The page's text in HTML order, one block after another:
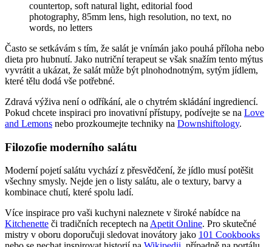
Často se setkávám s tím, že salát je vnímán jako pouhá příloha nebo
dieta pro hubnutí. Jako nutriční terapeut se však snažím tento mýtus
vyvrátit a ukázat, že salát může být plnohodnotným, sytým jídlem,
které tělu dodá vše potřebné.
Zdravá výživa není o odříkání, ale o chytrém skládání ingrediencí.
Pokud chcete inspiraci pro inovativní přístupy, podívejte se na Love
and Lemons nebo prozkoumejte techniky na Downshiftology.
Filozofie moderního salátu
Moderní pojetí salátu vychází z přesvědčení, že jídlo musí potěšit
všechny smysly. Nejde jen o listy salátu, ale o textury, barvy a
kombinace chutí, které spolu ladí.
Více inspirace pro vaši kuchyni naleznete v široké nabídce na
Kitchenette či tradičních receptech na Apetit Online. Pro skutečné
mistry v oboru doporučuji sledovat inovátory jako 101 Cookbooks